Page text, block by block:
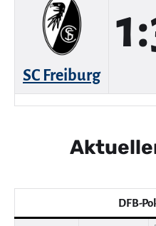
SC Freiburg
DFB-